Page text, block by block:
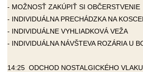
- MOŽNOSŤ ZAKÚPIŤ SI OBČERSTVENIE
- INDIVIDUÁLNA PRECHÁDZKA NA
- INDIVIDUÁLNE VYHLIADKOVÁ VEŽA
- INDIVIDUÁLNA NÁVŠTEVA ROZÁRIA U
14:25 ODCHOD NOSTALGICKÉHO